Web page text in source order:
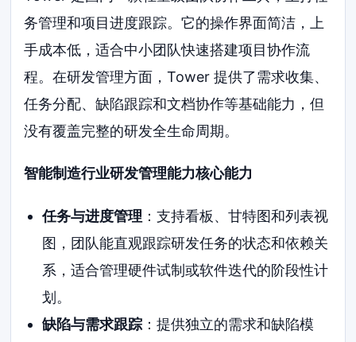
务管理和项目进度跟踪。它的操作界面简洁，上
手成本低，适合中小团队快速搭建项目协作流
程。在研发管理方面，Tower 提供了需求收集、
任务分配、缺陷跟踪和文档协作等基础能力，但
没有覆盖完整的研发全生命周期。
智能制造行业研发管理能力核心能力
任务与进度管理 ：支持看板、甘特图和列表视
图，团队能直观跟踪研发任务的状态和依赖关
系，适合管理硬件试制或软件迭代的阶段性计
划。
缺陷与需求跟踪：提供独立的需求和缺陷模